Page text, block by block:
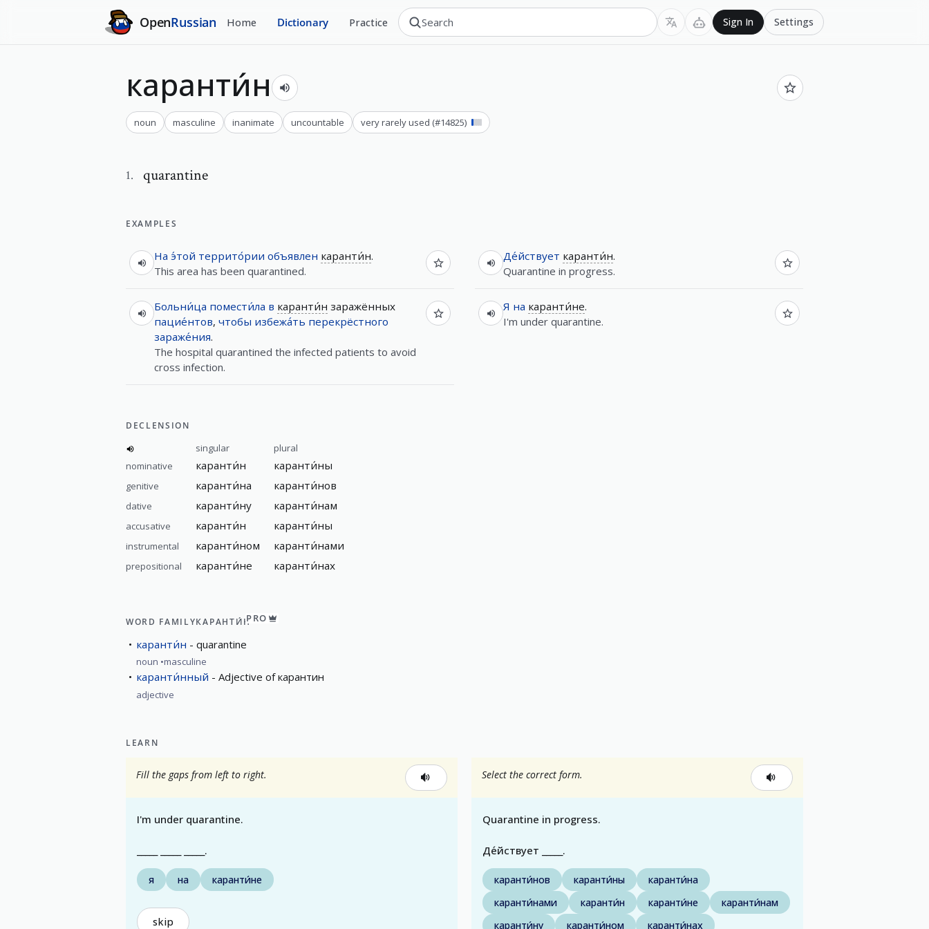
OpenRussian Home Dictionary Practice Sign In Settings
каранти́н
noun masculine inanimate uncountable very rarely used (#14825)
1. quarantine
EXAMPLES
На э́той террито́рии объявлен каранти́н.
This area has been quarantined.
Больни́ца помести́ла в каранти́н заражённых
пацие́нтов, чтобы избежа́ть перекрёстного
зараже́ния.
The hospital quarantined the infected patients to avoid
cross infection.
Де́йствует каранти́н.
Quarantine in progress.
Я на каранти́не.
I'm under quarantine.
DECLENSION
singular
plural
nominative
каранти́н каранти́ны
genitive каранти́на каранти́нов
dative каранти́ну каранти́нам
accusative каранти́н каранти́ны
instrumental каранти́ном каранти́нами
prepositional каранти́не каранти́нах
WORD FAMILYКАРАНТИ́НPRO
каранти́н quarantine
noun masculine
каранти́нный Adjective of карантин
adjective
LEARN
Fill the gaps from left to right.
I'm under quarantine.
_____ _____ _____.
я на каранти́не
skip
Select the correct form.
Quarantine in progress.
Де́йствует _____.
каранти́нов каранти́ны
каранти́на
каранти́нами
каранти́н каранти́не
каранти́нам
каранти́ну
каранти́ном каранти́нах